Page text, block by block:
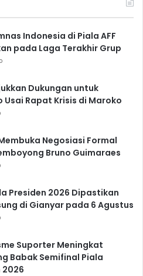
Indonesia di Piala AFF
pada Laga Terakhir Grup
Dukungan untuk
Usai Rapat Krisis di Maroko
Negosiasi Formal
Bruno Guimaraes
Presiden 2026 Dipastikan
di Gianyar pada 6 Agustus
Suporter Meningkat
Babak Semifinal Piala
2026